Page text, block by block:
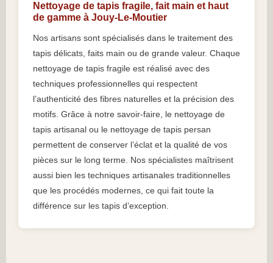
Nettoyage de tapis fragile, fait main et haut
de gamme à Jouy-Le-Moutier
Nos artisans sont spécialisés dans le traitement des
tapis délicats, faits main ou de grande valeur. Chaque
nettoyage de tapis fragile est réalisé avec des
techniques professionnelles qui respectent
l’authenticité des fibres naturelles et la précision des
motifs. Grâce à notre savoir-faire, le nettoyage de
tapis artisanal ou le nettoyage de tapis persan
permettent de conserver l’éclat et la qualité de vos
pièces sur le long terme. Nos spécialistes maîtrisent
aussi bien les techniques artisanales traditionnelles
que les procédés modernes, ce qui fait toute la
différence sur les tapis d’exception.